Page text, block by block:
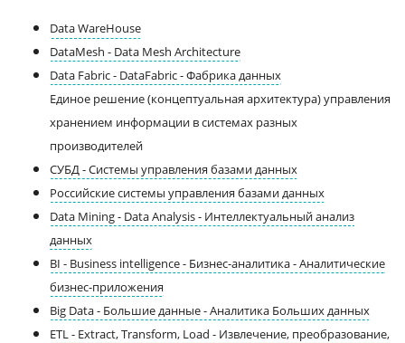
Data WareHouse
DataMesh - Data Mesh Architecture
Data Fabric - DataFabric - Фабрика данных
Единое решение (концептуальная архитектура) управления
хранением информации в системах разных
производителей
СУБД - Системы управления базами данных
Российские системы управления базами данных
Data Mining - Data Analysis - Интеллектуальный анализ
данных
BI - Business intelligence - Бизнес-аналитика - Аналитические
бизнес-приложения
Big Data - Большие данные - Аналитика Больших данных
ETL - Extract, Transform, Load - Извлечение, преобразование,